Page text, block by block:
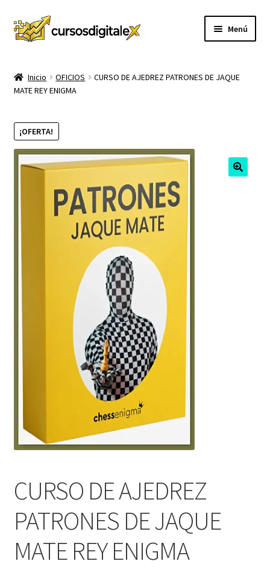
Ir
a
Ir
al
Menú
TIENDA
CURSOS
hijo
MEMBRESIA
MI CUENTA
Inicio OFICIOS
CURSO DE AJEDREZ PATRONES DE JAQUE
MATE REY ENIGMA
¡OFERTA!
CURSO DE AJEDREZ
PATRONES DE JAQUE
MATE REY ENIGMA